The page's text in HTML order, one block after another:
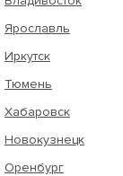
Ярославль
Иркутск
Тюмень
Хабаровск
Новокузнецк
Оренбург